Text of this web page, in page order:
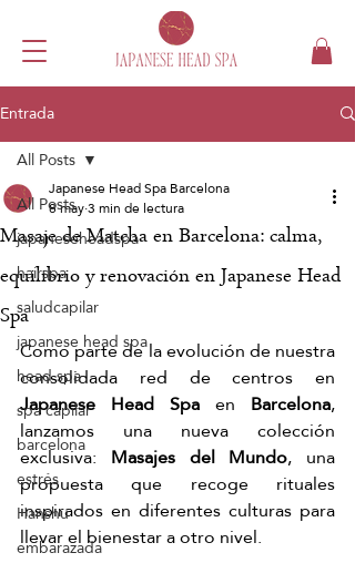
Entrada
All Posts
japaneseheadspa
hairspa
saludcapilar
japanese head spa
head spa
spa capilar
barcelona
estrés
Hanshu
embarazada
All Posts
Masaje de Matcha en Barcelona: calma,
equilibrio y renovación en Japanese Head
Spa
Japanese Head Spa Barcelona
8 may3 min de lectura
Como parte de la evolución de nuestra
Japanese Head Spa en Barcelona,
lanzamos una nueva colección
exclusiva: Masajes del Mundo, una
propuesta que recoge rituales
inspirados en diferentes culturas para
llevar el bienestar a otro nivel.